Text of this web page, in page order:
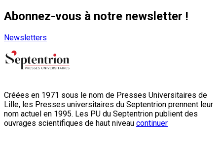
Abonnez-vous à notre newsletter !
Newsletters
Créées en 1971 sous le nom de Presses Universitaires de
Lille, les Presses universitaires du Septentrion prennent leur
nom actuel en 1995. Les PU du Septentrion publient des
ouvrages scientifiques de haut niveau continuer